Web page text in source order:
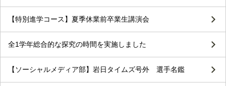
【特別進学コース】夏季休業前卒業生講演会
全1学年総合的な探究の時間を実施しました
【ソーシャルメディア部】岩日タイムズ号外 選手名鑑